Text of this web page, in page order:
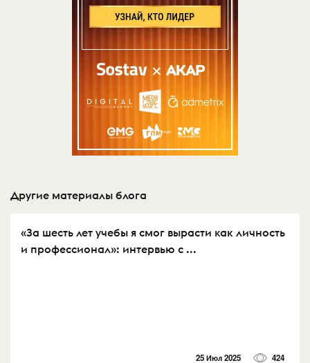
Другие материалы блога
«За шесть лет учебы я смог вырасти как личность
и профессионал»: интервью с ...
25 Июл 2025 424